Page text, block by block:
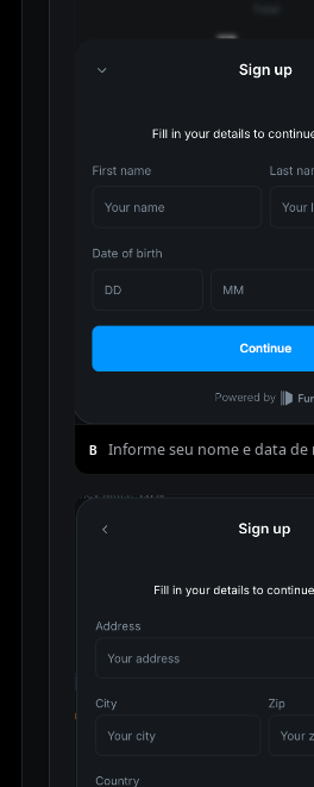
B Informe seu nome e data de